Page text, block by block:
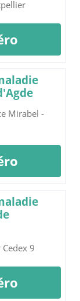
Mirabel -
9